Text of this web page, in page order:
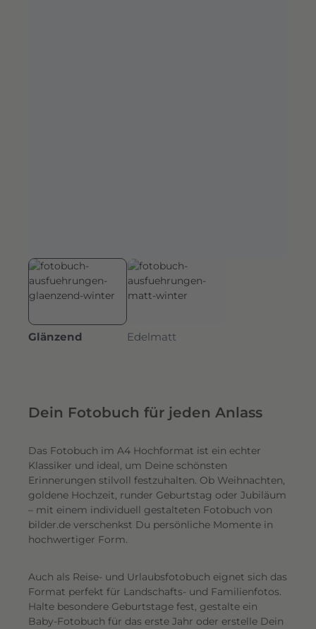
Glänzend Edelmatt
Dein Fotobuch für jeden Anlass
Das Fotobuch im A4 Hochformat ist ein echter
Klassiker und ideal, um Deine schönsten
Erinnerungen stilvoll festzuhalten. Ob Weihnachten,
goldene Hochzeit, runder Geburtstag oder Jubiläum
– mit einem individuell gestalteten Fotobuch von
bilder.de verschenkst Du persönliche Momente in
hochwertiger Form.
Auch als Reise- und Urlaubsfotobuch eignet sich das
Format perfekt für Landschafts- und Familienfotos.
Halte besondere Geburtstage fest, gestalte ein
Baby-Fotobuch für das erste Jahr oder erstelle Dein